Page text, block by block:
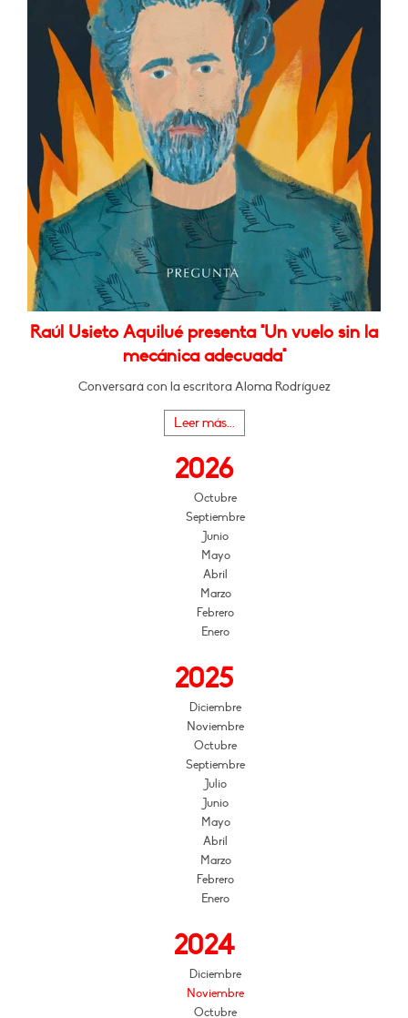
Raúl Usieto Aquilué presenta "Un vuelo sin la
mecánica adecuada"
Conversará con la escritora Aloma Rodríguez
Leer más...
2026
Octubre
Septiembre
Junio
Mayo
Abril
Marzo
Febrero
Enero
2025
Diciembre
Noviembre
Octubre
Septiembre
Julio
Junio
Mayo
Abril
Marzo
Febrero
Enero
2024
Diciembre
Noviembre
Octubre